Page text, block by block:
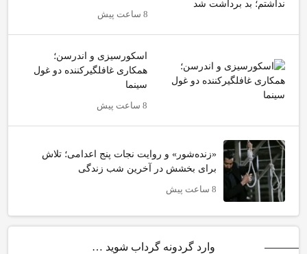
8 ساعت پیش
اسکورسیزی و اندرسن؛
همکاری غافلگیرکننده دو غول
سینما
8 ساعت پیش
«زنده‌شور» و روایت نجات پنج اعدامی؛ تلاش
برای بخشش در آخرین شب زندگی
8 ساعت پیش
وارد گردونه گرداب شوید …